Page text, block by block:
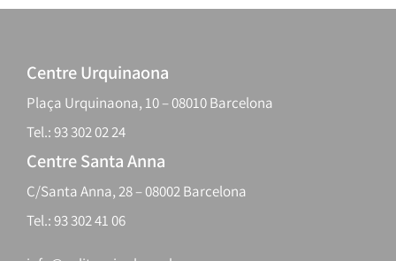
Centre Urquinaona
Plaça Urquinaona, 10 – 08010 Barcelona
Tel.: 93 302 02 24
Centre Santa Anna
C/Santa Anna, 28 – 08002 Barcelona
Tel.: 93 302 41 06